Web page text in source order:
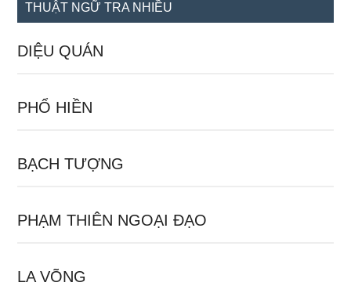
THUẬT NGỮ TRA NHIỀU
DIỆU QUÁN
PHỔ HIỀN
BẠCH TƯỢNG
PHẠM THIÊN NGOẠI ĐẠO
LA VÕNG